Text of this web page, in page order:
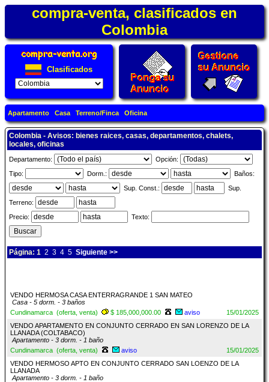
compra-venta, clasificados en
Colombia
Clasificados
Apartamento Casa Terreno/Finca Oficina
Colombia - Avisos: bienes raices, casas, departamentos, chalets,
locales, oficinas
Departamento:
Opción:
Tipo:
Dorm.:
Baños:
Sup. Const.:
Sup.
Terreno:
Precio:
Texto:
Página: 1 2 3 4 5 Siguiente >>
VENDO HERMOSA CASA ENTERRAGRANDE 1 SAN MATEO
Casa - 5 dorm. - 3 baños
Cundinamarca (oferta, venta)
$ 185,000,000.00 aviso
15/01/2025
VENDO APARTAMENTO EN CONJUNTO CERRADO EN SAN LORENZO DE LA
LLANADA (COLTABACO)
Apartamento - 3 dorm. - 1 baño
Cundinamarca (oferta, venta)
aviso
15/01/2025
VENDO HERMOSO APTO EN CONJUNTO CERRADO SAN LOENZO DE LA
LLANADA
Apartamento - 3 dorm. - 1 baño